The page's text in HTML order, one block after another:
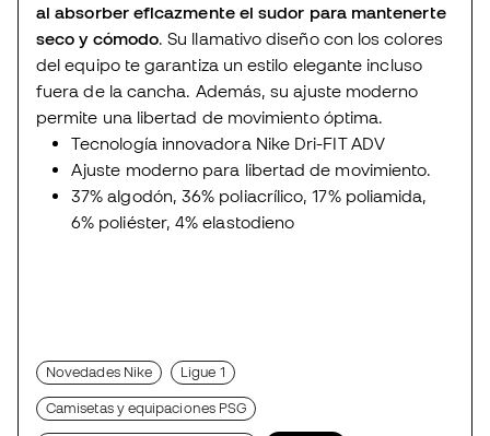
al absorber eficazmente el sudor para mantenerte
seco y cómodo . Su llamativo diseño con los colores
del equipo te garantiza un estilo elegante incluso
fuera de la cancha. Además, su ajuste moderno
permite una libertad de movimiento óptima.
Tecnología innovadora Nike Dri-FIT ADV
Ajuste moderno para libertad de movimiento.
37% algodón, 36% poliacrílico, 17% poliamida,
6% poliéster, 4% elastodieno
Novedades Nike Ligue 1
Camisetas y equipaciones PSG